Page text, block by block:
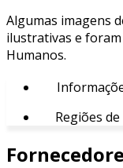
Algumas imagens
ilustrativas e
Humanos.
Regiões